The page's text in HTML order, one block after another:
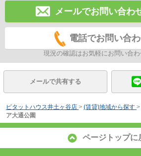
メールでお問い合わ
電話でお問い合
現況の確認はお気軽にお問い合わ
メールで共有する
ピタットハウス井土ヶ谷店 > (賃貸)地域から探す >
ア大通公園
ページトップに